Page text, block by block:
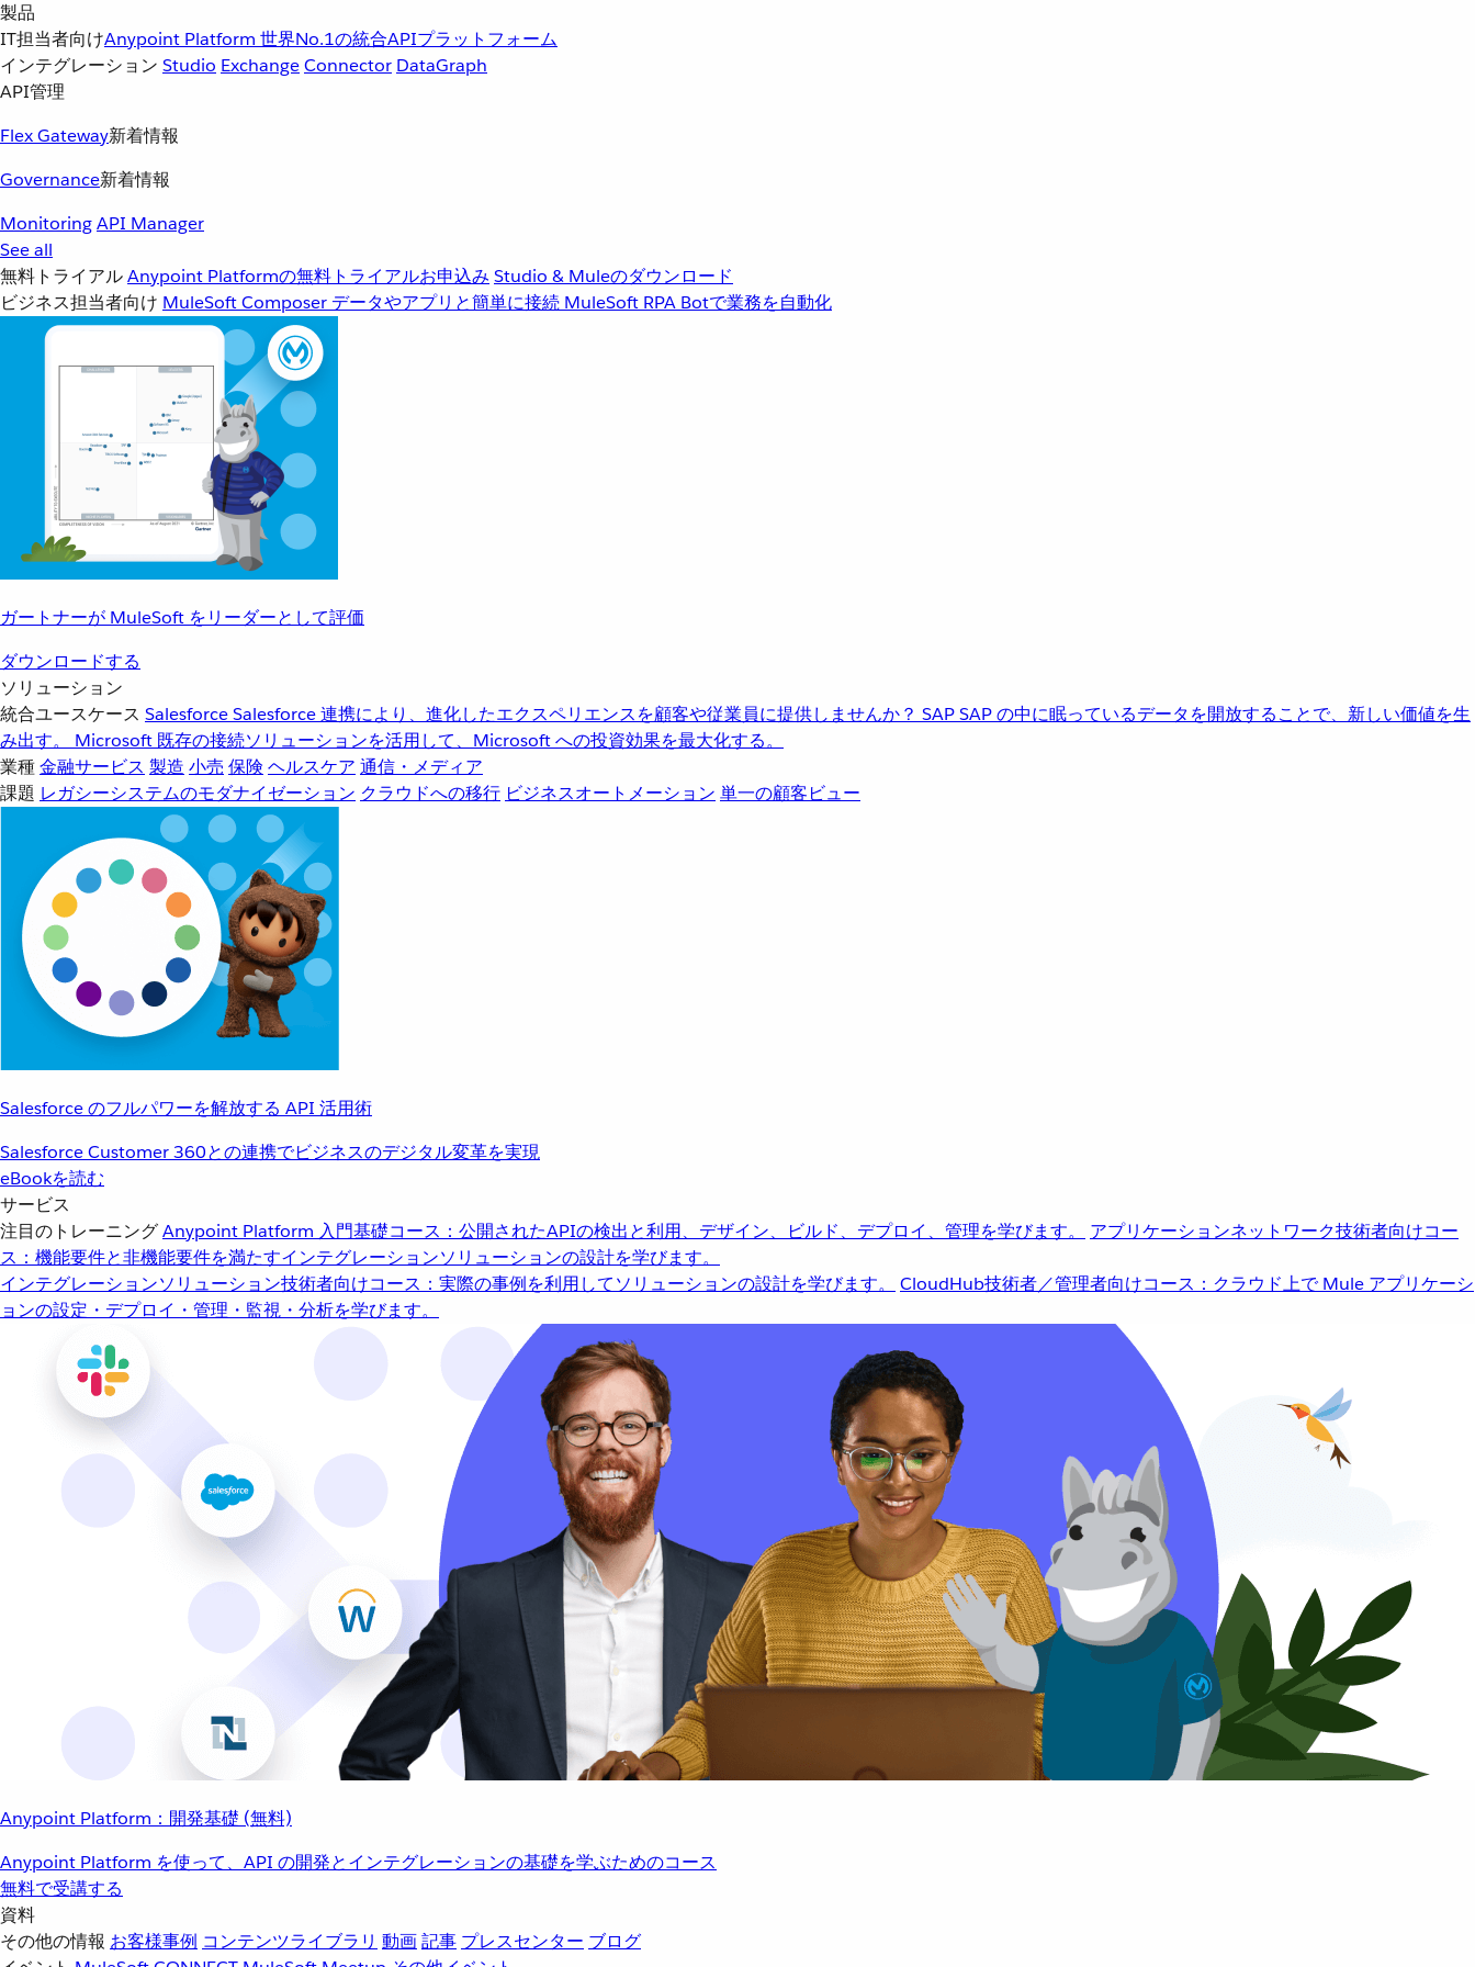
製品
IT担当者向けAnypoint Platform 世界No.1の統合APIプラットフォーム
インテグレーション Studio ExchangeConnector DataGraph
API管理
Flex Gateway新着情報
Governance新着情報
MonitoringAPI Manager
See all
無料トライアルAnypoint Platformの無料トライアルお申込み Studio & Muleのダウンロード
ビジネス担当者向け MuleSoft Composer データやアプリと簡単に接続 MuleSoft RPA Botで業務を自動化
ガートナーが MuleSoft をリーダーとして評価
ダウンロードする
ソリューション
統合ユースケース SalesforceSalesforce 連携により、進化したエクスペリエンスを顧客や従業員に提供しませんか？ SAPSAP の中に眠っているデータを開放することで、新しい価値を生
み出す。
Microsoft 既存の接続ソリューションを活用して、Microsoft への投資効果を最大化する。
業種金融サービス 製造 小売 保険 ヘルスケア 通信・メディア
課題 レガシーシステムのモダナイゼーション クラウドへの移行 ビジネスオートメーション 単一の顧客ビュー
Salesforce のフルパワーを解放する API 活用術
Salesforce Customer 360との連携でビジネスのデジタル変革を実現
eBookを読む
サービス
注目のトレーニングAnypoint Platform 入門基礎コース：公開されたAPIの検出と利用、デザイン、ビルド、デプロイ、管理を学びます。 アプリケーションネットワーク技術者向けコー
ス：機能要件と非機能要件を満たすインテグレーションソリューションの設計を学びます。
インテグレーションソリューション技術者向けコース：実際の事例を利用してソリューションの設計を学びます。 CloudHub技術者／管理者向けコース：クラウド上で Mule アプリケーシ
ョンの設定・デプロイ・管理・監視・分析を学びます。
Anypoint Platform：開発基礎 (無料)
Anypoint Platform を使って、API の開発とインテグレーションの基礎を学ぶためのコース
無料で受講する
資料
その他の情報 お客様事例 コンテンツライブラリ 動画記事 プレスセンター ブログ